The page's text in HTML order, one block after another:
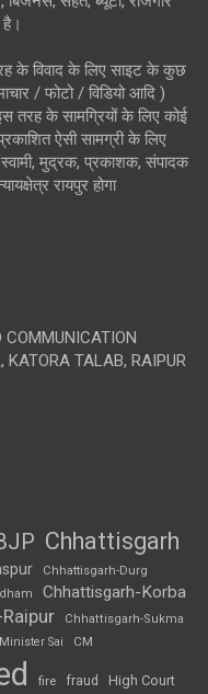
के विवाद के लिए साइट के कुछ
/ फोटो / विडियो आदि )
तरह के सामग्रियों के लिए कोई
ऐसी सामग्री के लिए
स्वामी, मुद्रक, प्रकाशक, संपादक
रायपुर होगा
KATORA TALAB, RAIPUR
Chhattisgarh
Chhattisgarh-Durg
Chhattisgarh-Korba
Chhattisgarh-Sukma
Sai CM
fire fraud High Court